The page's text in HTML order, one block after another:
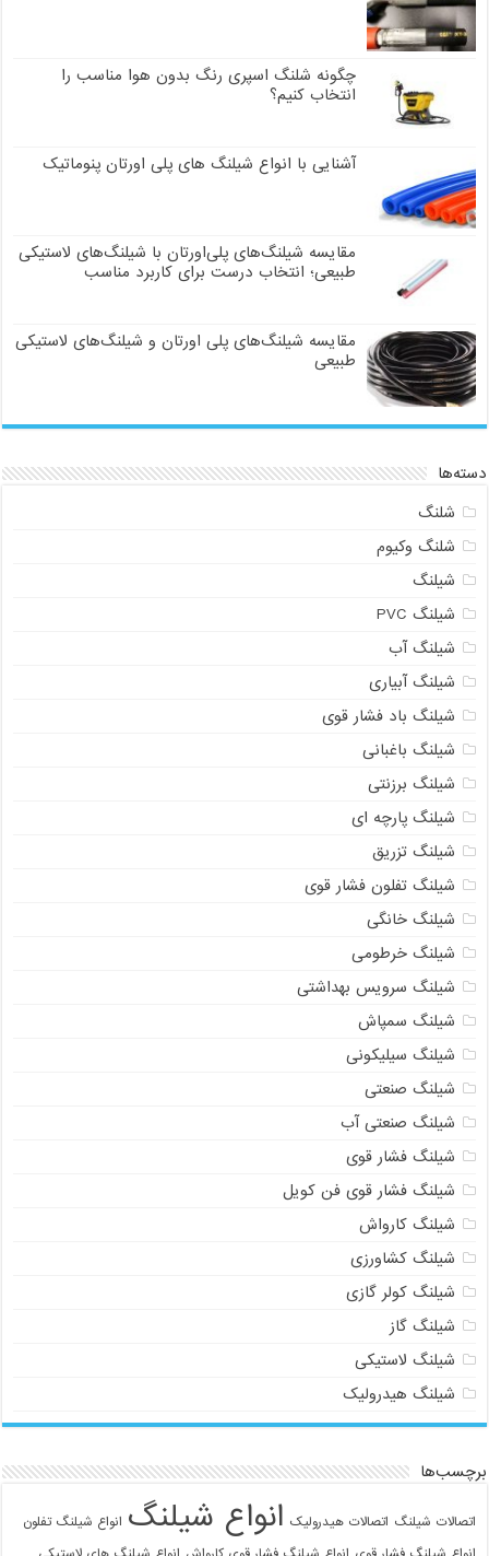
چگونه شلنگ اسپری رنگ بدون هوا مناسب را
انتخاب کنیم؟
آشنایی با انواع شیلنگ های پلی اورتان پنوماتیک
مقایسه شیلنگ‌های پلی‌اورتان با شیلنگ‌های لاستیکی
طبیعی؛ انتخاب درست برای کاربرد مناسب
مقایسه شیلنگ‌های پلی اورتان و شیلنگ‌های لاستیکی
طبیعی
دسته‌ها
شلنگ
شلنگ وکیوم
شیلنگ
شیلنگ PVC
شیلنگ آب
شیلنگ آبیاری
شیلنگ باد فشار قوی
شیلنگ باغبانی
شیلنگ برزنتی
شیلنگ پارچه‌ ای
شیلنگ تزریق
شیلنگ تفلون فشار قوی
شیلنگ خانگی
شیلنگ خرطومی
شیلنگ سرویس بهداشتی
شیلنگ سمپاش
شیلنگ سیلیکونی
شیلنگ صنعتی
شیلنگ صنعتی آب
شیلنگ فشار قوی
شیلنگ فشار قوی فن کویل
شیلنگ کارواش
شیلنگ کشاورزی
شیلنگ کولر گازی
شیلنگ گاز
شیلنگ لاستیکی
شیلنگ هیدرولیک
برچسب‌ها
اتصالات شیلنگ اتصالات هیدرولیک انواع شیلنگ انواع شیلنگ تفلون